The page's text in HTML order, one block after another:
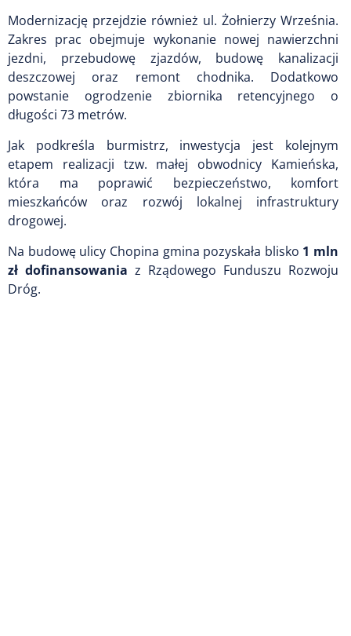
Modernizację przejdzie również ul. Żołnierzy Września.
Zakres prac obejmuje wykonanie nowej nawierzchni
jezdni, przebudowę zjazdów, budowę kanalizacji
deszczowej oraz remont chodnika. Dodatkowo
powstanie ogrodzenie zbiornika retencyjnego o
długości 73 metrów.
Jak podkreśla burmistrz, inwestycja jest kolejnym
etapem realizacji tzw. małej obwodnicy Kamieńska,
która ma poprawić bezpieczeństwo, komfort
mieszkańców oraz rozwój lokalnej infrastruktury
drogowej.
Na budowę ulicy Chopina gmina pozyskała blisko 1 mln
zł dofinansowania z Rządowego Funduszu Rozwoju
Dróg.